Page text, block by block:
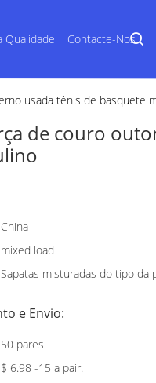
Qualidade Contacte-Nos
usada tênis de basquete
de couro
China
mixed load
Sapatas misturadas do tipo da
e Envio:
50 pares
$ 6.98 -15 a pair.